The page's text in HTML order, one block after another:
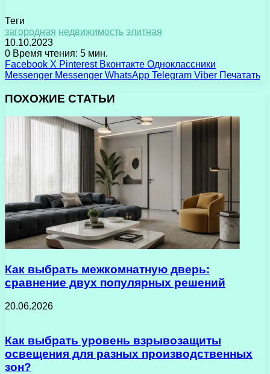
Теги
загородная недвижимость элитная
10.10.2023
0 Время чтения: 5 мин.
Facebook X Pinterest Вконтакте Одноклассники
Messenger Messenger WhatsApp Telegram Viber Печатать
ПОХОЖИЕ СТАТЬИ
Как выбрать межкомнатную дверь:
сравнение двух популярных решений
20.06.2026
Как выбрать уровень взрывозащиты
освещения для разных производственных
зон?